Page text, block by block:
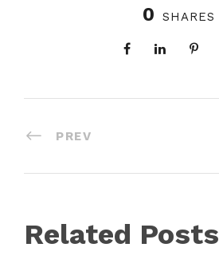
0 SHARES
PREV
Related Posts